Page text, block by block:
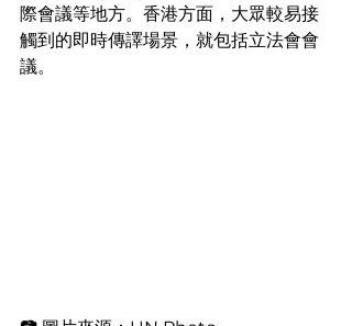
際會議等地方。香港方面，大眾較易接
觸到的即時傳譯場景，就包括立法會會
議。